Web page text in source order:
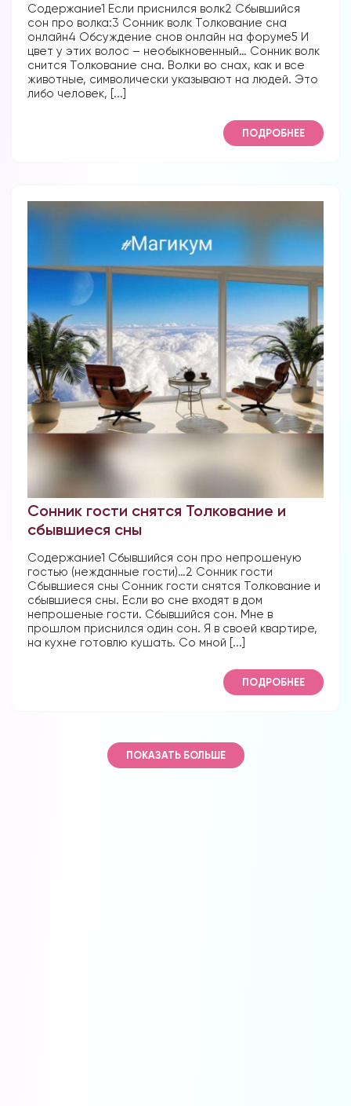
Содержание1 Если приснился волк2 Сбывшийся
сон про волка:3 Сонник волк Толкование сна
онлайн4 Обсуждение снов онлайн на форуме5 И
цвет у этих волос – необыкновенный… Сонник волк
снится Толкование сна. Волки во снах, как и все
животные, символически указывают на людей. Это
либо человек, [...]
ПОДРОБНЕЕ
Сонник гости снятся Толкование и
сбывшиеся сны
Содержание1 Сбывшийся сон про непрошеную
гостью (нежданные гости)…2 Сонник гости
Сбывшиеся сны Сонник гости снятся Толкование и
сбывшиеся сны. Если во сне входят в дом
непрошеные гости. Сбывшийся сон. Мне в
прошлом приснился один сон. Я в своей квартире,
на кухне готовлю кушать. Со мной [...]
ПОДРОБНЕЕ
ПОКАЗАТЬ БОЛЬШЕ